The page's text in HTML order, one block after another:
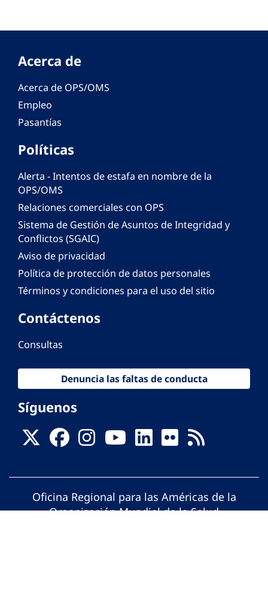
Acerca de
Acerca de OPS/OMS
Empleo
Pasantías
Políticas
Alerta - Intentos de estafa en nombre de la
OPS/OMS
Relaciones comerciales con OPS
Sistema de Gestión de Asuntos de Integridad y
Conflictos (SGAIC)
Aviso de privacidad
Política de protección de datos personales
Términos y condiciones para el uso del sitio
Contáctenos
Consultas
Denuncia las faltas de conducta
Síguenos
Oficina Regional para las Américas de la
Organización Mundial de la Salud